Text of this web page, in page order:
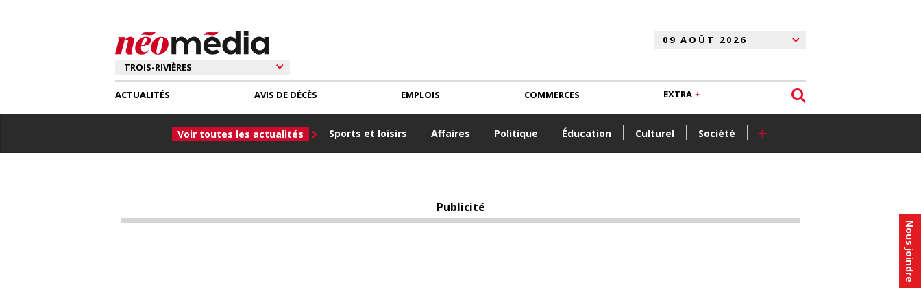
Nous joindre
ACTUALITÉS
Voir toutes les actualités Sports et loisirs Affaires Politique Éducation Culturel Société +
AVIS DE DÉCÈS EMPLOIS COMMERCES EXTRA
Publicité